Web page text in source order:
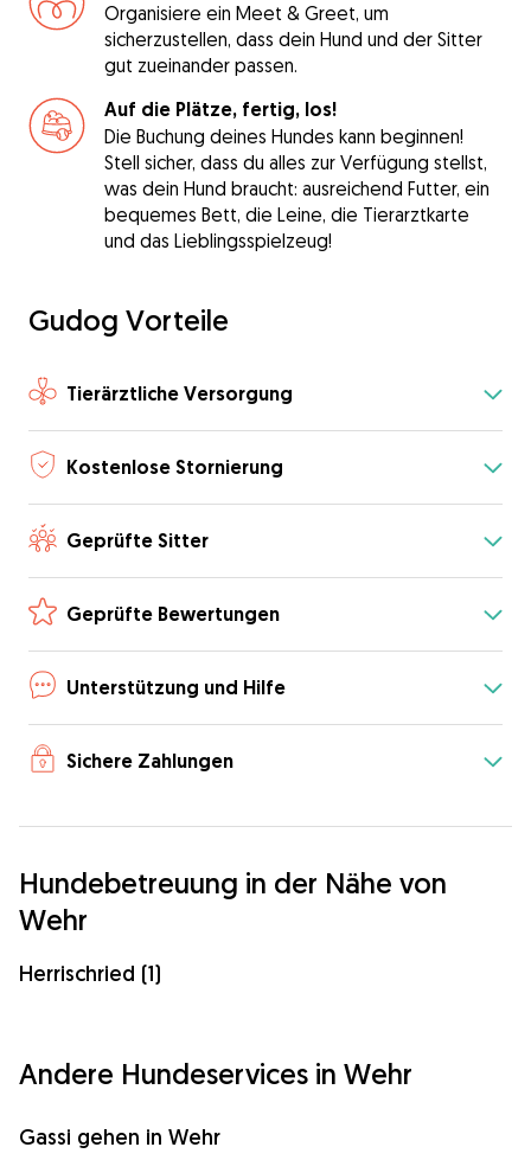
Organisiere ein Meet & Greet, um
sicherzustellen, dass dein Hund und der Sitter
gut zueinander passen.
Auf die Plätze, fertig, los!
Die Buchung deines Hundes kann beginnen!
Stell sicher, dass du alles zur Verfügung stellst,
was dein Hund braucht: ausreichend Futter, ein
bequemes Bett, die Leine, die Tierarztkarte
und das Lieblingsspielzeug!
Gudog Vorteile
Tierärztliche Versorgung
Kostenlose Stornierung
Geprüfte Sitter
Geprüfte Bewertungen
Unterstützung und Hilfe
Sichere Zahlungen
Hundebetreuung in der Nähe von
Wehr
Herrischried (1)
Andere Hundeservices in Wehr
Gassi gehen in Wehr